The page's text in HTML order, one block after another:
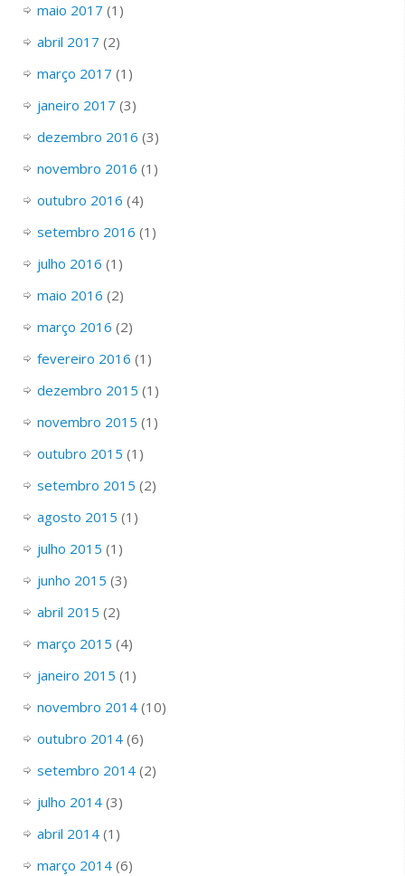
maio 2017 (1)
abril 2017 (2)
março 2017 (1)
janeiro 2017 (3)
dezembro 2016 (3)
novembro 2016 (1)
outubro 2016 (4)
setembro 2016 (1)
julho 2016 (1)
maio 2016 (2)
março 2016 (2)
fevereiro 2016 (1)
dezembro 2015 (1)
novembro 2015 (1)
outubro 2015 (1)
setembro 2015 (2)
agosto 2015 (1)
julho 2015 (1)
junho 2015 (3)
abril 2015 (2)
março 2015 (4)
janeiro 2015 (1)
novembro 2014(10)
outubro 2014(6)
setembro 2014(2)
julho 2014(3)
abril 2014(1)
março 2014(6)